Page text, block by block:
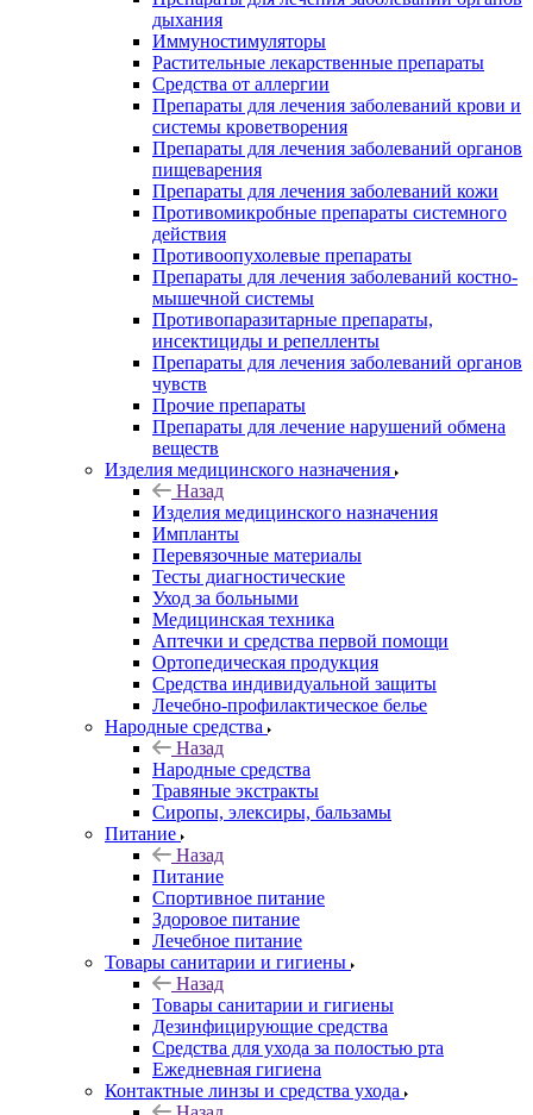
дыхания
Иммуностимуляторы
Растительные лекарственные препараты
Средства от аллергии
Препараты для лечения заболеваний крови и
системы кроветворения
Препараты для лечения заболеваний органов
пищеварения
Препараты для лечения заболеваний кожи
Противомикробные препараты системного
действия
Противоопухолевые препараты
Препараты для лечения заболеваний костно-
мышечной системы
Противопаразитарные препараты,
инсектициды и репелленты
Препараты для лечения заболеваний органов
чувств
Прочие препараты
Препараты для лечение нарушений обмена
веществ
Изделия медицинского назначения
Назад
Изделия медицинского назначения
Импланты
Перевязочные материалы
Тесты диагностические
Уход за больными
Медицинская техника
Аптечки и средства первой помощи
Ортопедическая продукция
Средства индивидуальной защиты
Лечебно-профилактическое белье
Народные средства
Назад
Народные средства
Травяные экстракты
Сиропы, элексиры, бальзамы
Питание
Назад
Питание
Спортивное питание
Здоровое питание
Лечебное питание
Товары санитарии и гигиены
Назад
Товары санитарии и гигиены
Дезинфицирующие средства
Средства для ухода за полостью рта
Ежедневная гигиена
Контактные линзы и средства ухода